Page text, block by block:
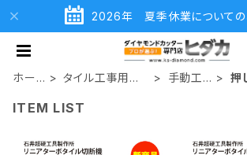
2026年 夏季休業についての
ホー
タイル工事用工
手動工
押
ITEM LIST